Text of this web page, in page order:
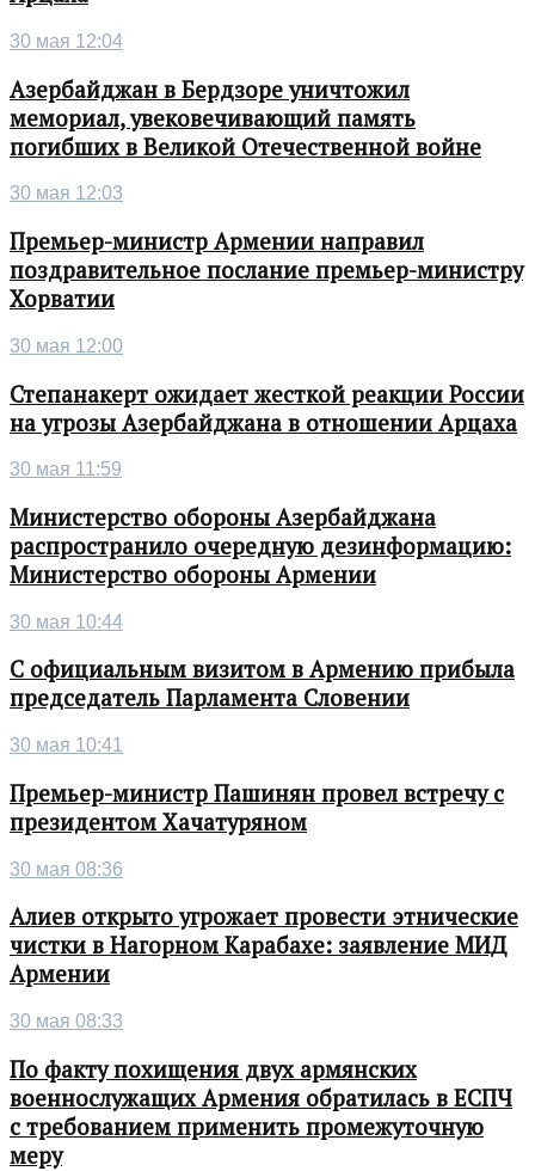
30 мая 12:04
Азербайджан в Бердзоре уничтожил
мемориал, увековечивающий память
погибших в Великой Отечественной войне
30 мая 12:03
Премьер-министр Армении направил
поздравительное послание премьер-министру
Хорватии
30 мая 12:00
Степанакерт ожидает жесткой реакции России
на угрозы Азербайджана в отношении Арцаха
30 мая 11:59
Министерство обороны Азербайджана
распространило очередную дезинформацию:
Министерство обороны Армении
30 мая 10:44
С официальным визитом в Армению прибыла
председатель Парламента Словении
30 мая 10:41
Премьер-министр Пашинян провел встречу с
президентом Хачатуряном
30 мая 08:36
Алиев открыто угрожает провести этнические
чистки в Нагорном Карабахе: заявление МИД
Армении
30 мая 08:33
По факту похищения двух армянских
военнослужащих Армения обратилась в ЕСПЧ
с требованием применить промежуточную
меру